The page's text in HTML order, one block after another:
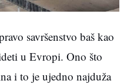
savršenstvo baš kao
u Evropi. Ono što
i to je ujedno najduža